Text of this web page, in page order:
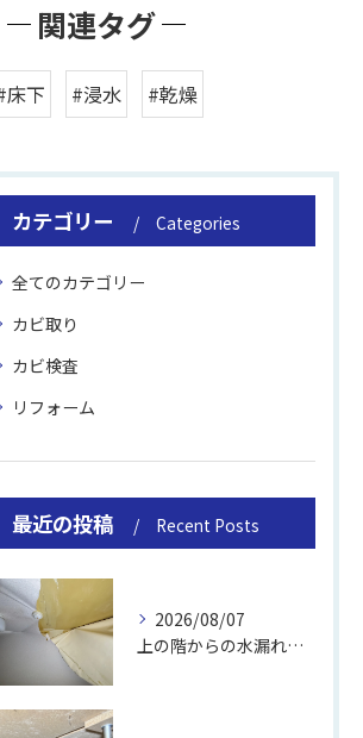
関連タグ
床下 #浸水 #乾燥
カテゴリー Categories
全てのカテゴリー
カビ取り
カビ検査
リフォーム
最近の投稿 Recent Posts
2026/08/07
上の階からの水漏れでカビ｜対処法と業者